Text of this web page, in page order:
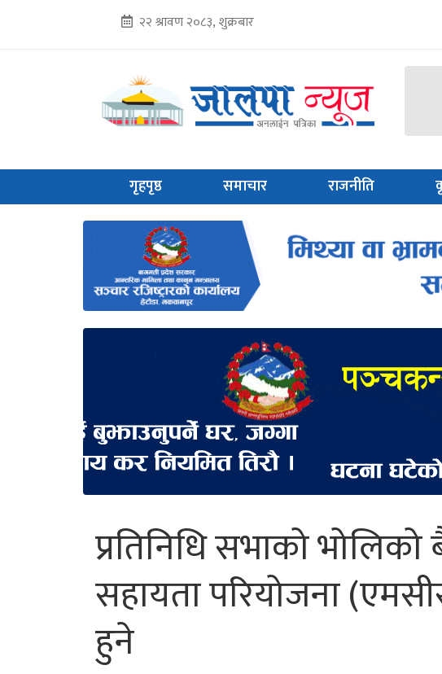
२२ श्रावण २०८३, शुक्रबार
गृहपृष्ठ समाचार राजनीति
प्रतिनिधि सभाको
सहायता परियोजना
हुने